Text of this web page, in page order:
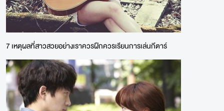
7 เหตุผลที่สาวสวยอย่างเราควรฝึกควรเรียนการเล่นกีตาร์